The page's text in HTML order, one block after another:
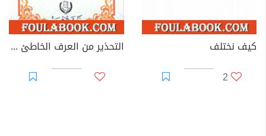
كيف نختلف
2
التحذير من العرف الخاطئ والخداع اللفظي